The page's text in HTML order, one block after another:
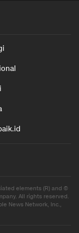
elements (R) and ©
All rights reserved.
News Network, Inc.,